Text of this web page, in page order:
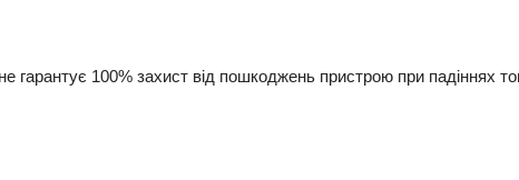
100% захист від пошкоджень пристрою при падіннях